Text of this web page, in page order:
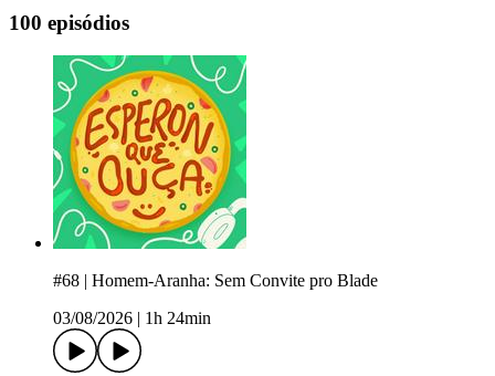
100 episódios
#68 | Homem-Aranha: Sem Convite pro Blade
03/08/2026
1h 24min